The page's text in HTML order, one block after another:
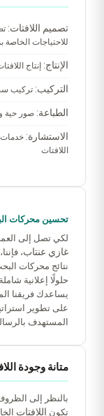
تصميم اللافتات:
للاحتياجات
الإنتاج: إنتاج
التركيب: تركيب
الطباعة: صور حية
الاستشارة: خدمات
اللافتات
تحسين محركات
لكي تصل إلى
غازي عنتاب،
نتائج محركات
حلولًا إعلانية
يساعدك فريقنا
على تطوير
المستهدف
متانة وجودة
بالنظر إلى
تكون اللافتات